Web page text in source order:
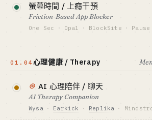
標竿 · BENCHMARK
Hatch ~$200M+ 年營收 · Endel
最適合 · BEST FIT
DTC 品牌操盤手 / 音樂型創作者
Forest 單獨一個種樹點子做到 1 億次
載，Streaks 是 App Store Editor's
常客。
$0-30K
App Store + 自來水社媒
標竿 · BENCHMARK
Forest 1 億+ 下載 · Stoic 7 位數 ARR
螢幕時間 / 上癮干預
Friction-Based App Blocker
One Sec · Opal · BlockSite · Pause
$1M+ ARR 半年內，是 2024 indie
資金底線 · CAPITAL
$0-20K
GTM · SALES MOTION
01.04心理健康 / Therapy
⊛ AI 心理陪伴 / 聊天
AI Therapy Companion
Wysa · Earkick · Replika ·